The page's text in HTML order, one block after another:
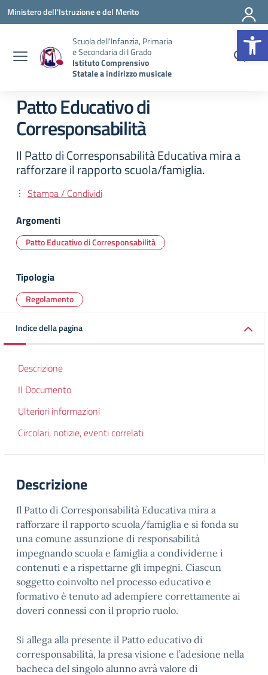
Vai ai contenuti
Vai al menu di navigazione
Vai al footer
Ministero dell'Istruzione e del Merito
Scuola dell'Infanzia, Primaria
e Secondaria di I Grado
Istituto Comprensivo
Statale a indirizzo musicale
Patto Educativo di
Corresponsabilità
Il Patto di Corresponsabilità Educativa mira a
rafforzare il rapporto scuola/famiglia.
Stampa / Condividi
Argomenti
Patto Educativo di Corresponsabilità
Tipologia
Regolamento
Indice della pagina
Descrizione
Il Documento
Ulteriori informazioni
Circolari, notizie, eventi correlati
Descrizione
Il Patto di Corresponsabilità Educativa mira a
rafforzare il rapporto scuola/famiglia e si fonda su
una comune assunzione di responsabilità
impegnando scuola e famiglia a condividerne i
contenuti e a rispettarne gli impegni. Ciascun
soggetto coinvolto nel processo educativo e
formativo è tenuto ad adempiere correttamente ai
doveri connessi con il proprio ruolo.
Si allega alla presente il Patto educativo di
corresponsabilità, la presa visione e l’adesione nella
bacheca del singolo alunno avrà valore di